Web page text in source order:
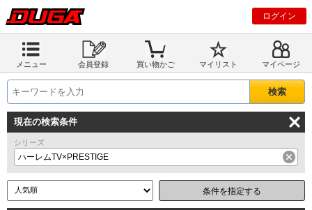
ログイン
メニュー 会員登録 買い物かご マイリスト マイページ
現在の検索条件
シリーズ
ハーレムTV×PRESTIGE
条件を指定する